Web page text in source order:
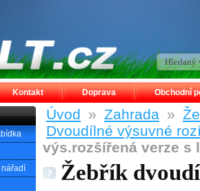
Úvod » Zahrada »
Dvoudílné výsuvné
výs.rozšířená verze s
Žebřík
Kontakt Doprava Obchodní
nářadí